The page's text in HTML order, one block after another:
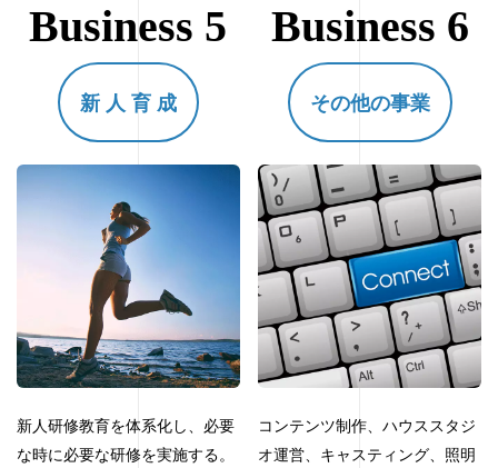
Business 5
新 人 育 成
新人研修教育を体系化し、必要
な時に必要な研修を実施する。
Business 6
その他の事業
コンテンツ制作、ハウススタジ
オ運営、キャスティング、照明